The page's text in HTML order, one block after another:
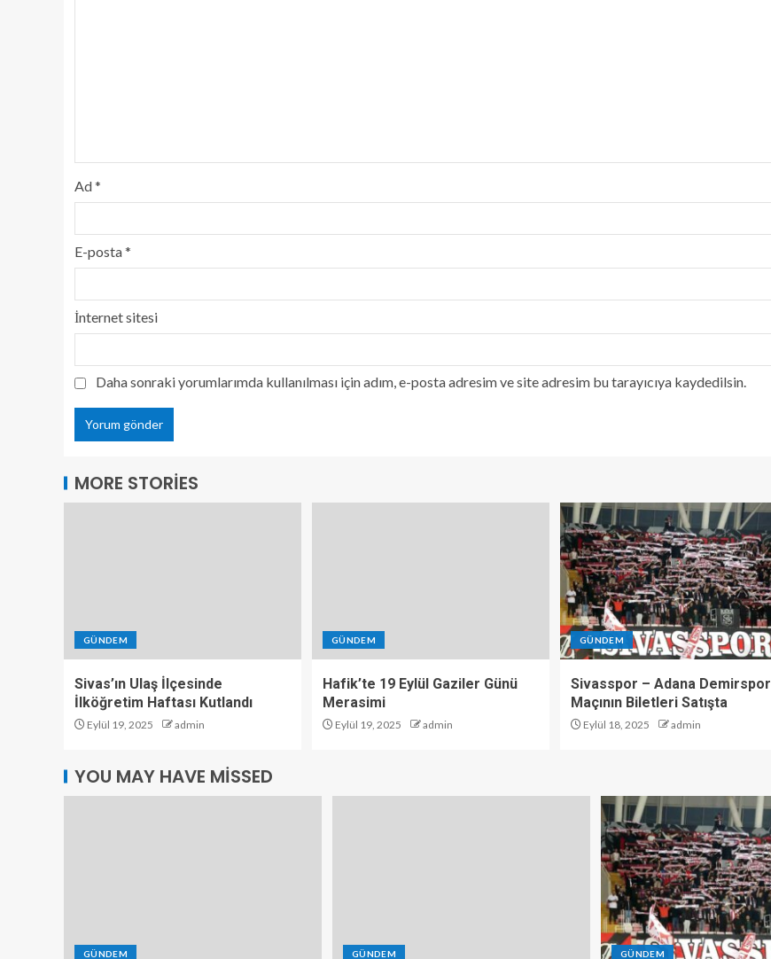
Ad*
E-posta*
İnternet sitesi
Daha sonraki yorumlarımda kullanılması için adım, e-posta adresim ve site adresim bu tarayıcıya kaydedilsin.
MORE STORIES
GÜNDEM
Sivas’ın Ulaş İlçesinde
İlköğretim Haftası Kutlandı
Eylül 19, 2025 admin
GÜNDEM
Hafik’te 19 Eylül Gaziler Günü
Merasimi
Eylül 19, 2025 admin
GÜNDEM
Sivasspor – Adana Demirspor
Maçının Biletleri Satışta
Eylül 18, 2025 admin
YOU MAY HAVE MISSED
GÜNDEM GÜNDEM GÜNDEM